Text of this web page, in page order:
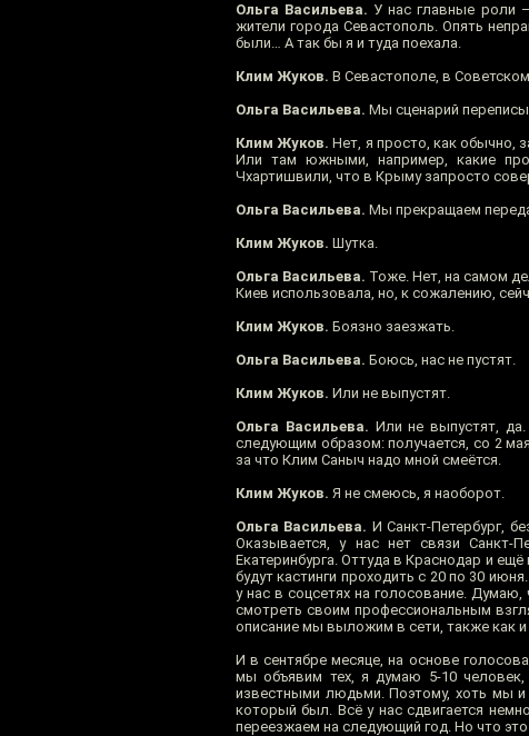
Ольга Васильева. У нас главные роли
жители города Севастополь. Опять
были… А так бы я и туда поехала.
Клим Жуков. В Севастополе, в
Ольга Васильева. Мы сценарий
Клим Жуков. Нет, я просто, как обычно,
Или там южными, например, какие
Чхартишвили, что в Крыму запросто
Ольга Васильева. Мы прекращаем
Клим Жуков. Шутка.
Ольга Васильева. Тоже. Нет, на самом
Киев использовала, но, к сожалению,
Клим Жуков. Боязно заезжать.
Ольга Васильева. Боюсь, нас не пустят.
Клим Жуков. Или не выпустят.
Ольга Васильева. Или не выпустят,
следующим образом: получается, со 2
за что Клим Саныч надо мной смеётся.
Клим Жуков. Я не смеюсь, я наоборот.
Ольга Васильева. И Санкт-Петербург,
Оказывается, у нас нет связи Санкт-
Екатеринбурга. Оттуда в Краснодар и
будут кастинги проходить с 20 по 30
у нас в соцсетях на голосование.
смотреть своим профессиональным
описание мы выложим в сети, также как
И в сентябре месяце, на основе
мы объявим тех, я думаю 5-10
известными людьми. Поэтому, хоть мы
который был. Всё у нас сдвигается
переезжаем на следующий год. Но что